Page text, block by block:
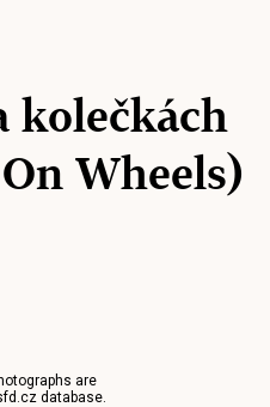
kolečkách
Wheels)
are
database.